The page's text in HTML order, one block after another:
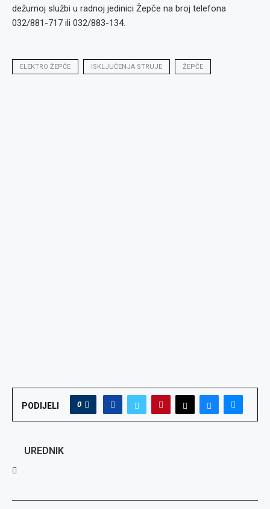
dežurnoj službi u radnoj jedinici Žepče na broj telefona
032/881-717 ili 032/883-134.
ELEKTRO ŽEPČE ISKLJUČENJA STRUJE ŽEPČE
PODIJELI 0
UREDNIK